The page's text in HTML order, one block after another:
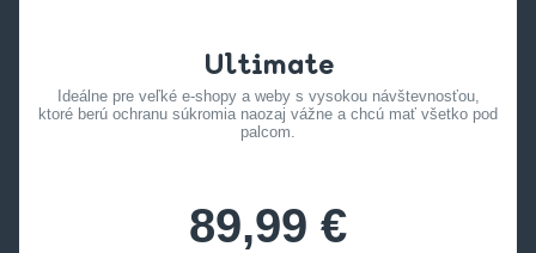
Ultimate
Ideálne pre veľké e-shopy a weby s vysokou návštevnosťou,
ktoré berú ochranu súkromia naozaj vážne a chcú mať všetko pod
palcom.
89,99 €